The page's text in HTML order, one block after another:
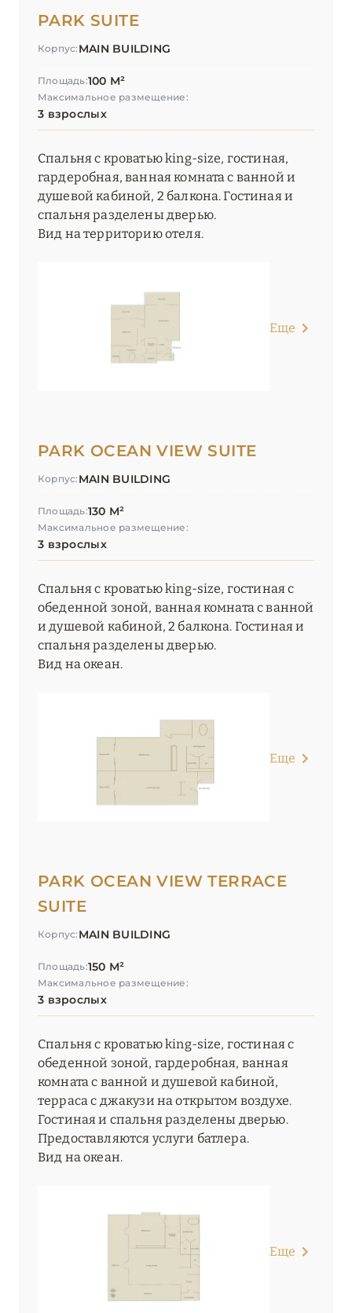
PARK SUITE
Корпус: MAIN BUILDING
Площадь:100 М²
Максимальное размещение:
3 взрослых
Спальня с кроватью king-size, гостиная,
гардеробная, ванная комната с ванной и
душевой кабиной, 2 балкона. Гостиная и
спальня разделены дверью.
Вид на территорию отеля.
Еще
PARK OCEAN VIEW SUITE
Корпус: MAIN BUILDING
Площадь:130 М²
Максимальное размещение:
3 взрослых
Спальня с кроватью king-size, гостиная с
обеденной зоной, ванная комната с ванной
и душевой кабиной, 2 балкона. Гостиная и
спальня разделены дверью.
Вид на океан.
Еще
PARK OCEAN VIEW TERRACE
SUITE
Корпус: MAIN BUILDING
Площадь:150 М²
Максимальное размещение:
3 взрослых
Спальня с кроватью king-size, гостиная с
обеденной зоной, гардеробная, ванная
комната с ванной и душевой кабиной,
терраса с джакузи на открытом воздухе.
Гостиная и спальня разделены дверью.
Предоставляются услуги батлера.
Вид на океан.
Еще